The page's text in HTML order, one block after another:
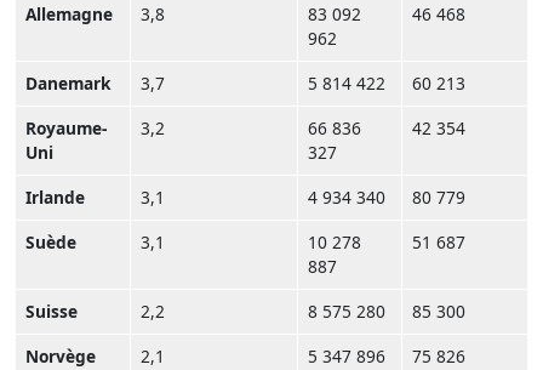
Allemagne 3,8
83 092
962
46 468
Danemark 3,7 5 814 422
60 213
Royaume-
Uni
3,2
66 836
327
42 354
Irlande 3,1 4 934 340
80 779
Suède
3,1
10 278
887
51 687
Suisse 2,2 8 575 280
85 300
Norvège
2,1 5 347 896 75 826